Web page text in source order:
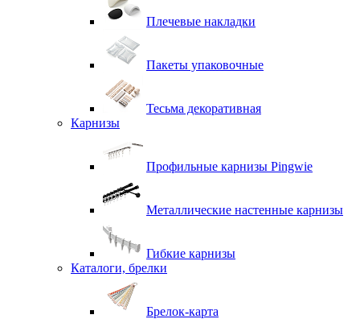
Плечевые накладки
Пакеты упаковочные
Тесьма декоративная
Карнизы
Профильные карнизы Pingwie
Металлические настенные карнизы
Гибкие карнизы
Каталоги, брелки
Брелок-карта